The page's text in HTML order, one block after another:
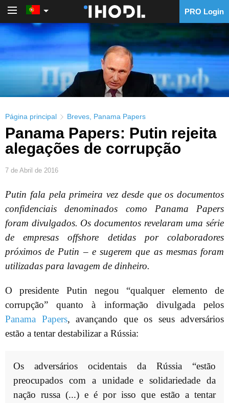
PRO Login
Página principal Breves Panama Papers
Panama Papers: Putin rejeita
alegações de corrupção
7 de Abril de 2016
Putin fala pela primeira vez desde que os documentos
confidenciais denominados como Panama Papers
foram divulgados. Os documentos revelaram uma série
de empresas offshore detidas por colaboradores
próximos de Putin – e sugerem que as mesmas foram
utilizadas para lavagem de dinheiro.
O presidente Putin negou “qualquer elemento de
corrupção” quanto à informação divulgada pelos
Panama Papers, avançando que os seus adversários
estão a tentar destabilizar a Rússia:
Os adversários ocidentais da Rússia “estão
preocupados com a unidade e solidariedade da
nação russa (...) e é por isso que estão a tentar